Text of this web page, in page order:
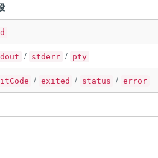
/ stderr / pty
/ exited / status / error